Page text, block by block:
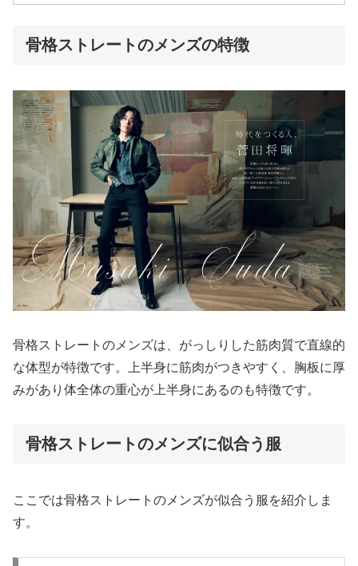
骨格ストレートのメンズの特徴
骨格ストレートのメンズは、がっしりした筋肉質で直線的
な体型が特徴です。上半身に筋肉がつきやすく、胸板に厚
みがあり体全体の重心が上半身にあるのも特徴です。
骨格ストレートのメンズに似合う服
ここでは骨格ストレートのメンズが似合う服を紹介しま
す。